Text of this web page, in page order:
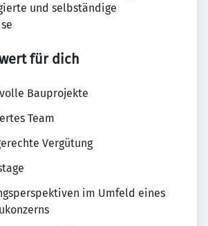
und selbständige
für dich
Bauprojekte
Team
Vergütung
im Umfeld eines